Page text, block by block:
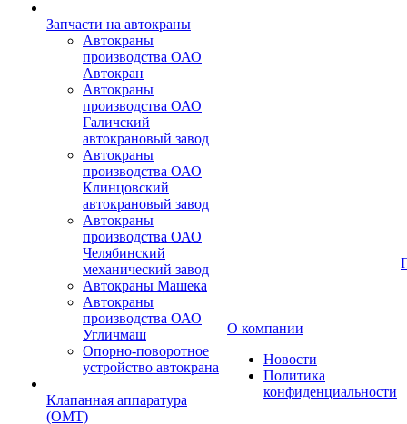
Запчасти на автокраны
Автокраны
производства ОАО
Автокран
Автокраны
производства ОАО
Галичский
автокрановый завод
Автокраны
производства ОАО
Клинцовский
автокрановый завод
Автокраны
производства ОАО
Челябинский
механический завод
Автокраны Машека
Автокраны
производства ОАО
Угличмаш
Опорно-поворотное
устройство автокрана
Клапанная аппаратура
(OMT)
О компании
Новости
Политика
конфиденциальности